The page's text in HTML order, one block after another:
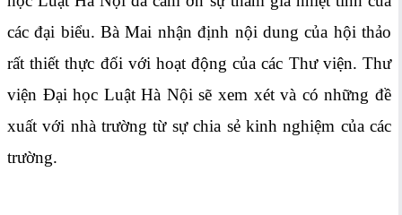
các đại biểu. Bà Mai nhận định nội dung của hội thảo
rất thiết thực đối với hoạt động của các Thư viện. Thư
viện Đại học Luật Hà Nội sẽ xem xét và có những đề
xuất với nhà trường từ sự chia sẻ kinh nghiệm của các
trường.